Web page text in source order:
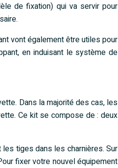
de fixation) qui va servir pour
vont également être utiles pour
en induisant le système de
Dans la majorité des cas, les
Ce kit se compose de : deux
tiges dans les charnières. Sur
fixer votre nouvel équipement